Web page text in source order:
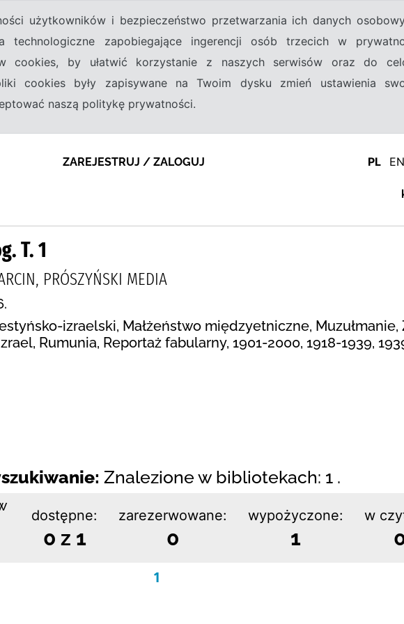
użytkowników i bezpieczeństwo przetwarzania ich danych
technologiczne zapobiegające ingerencji osób trzecich w
cookies, by ułatwić korzystanie z naszych serwisów oraz do
cookies były zapisywane na Twoim dysku zmień ustawienia
naszą politykę prywatności.
ZAREJESTRUJ / ZALOGUJ PL EN
T. 1
PRÓSZYŃSKI MEDIA
izraelski, Małżeństwo międzyetniczne, Muzułmanie,
Rumunia, Reportaż fabularny, 1901-2000, 1918-1939,
Znalezione w bibliotekach: 1 .
dostępne:
0 z 1
zarezerwowane:
0
wypożyczone:
1
w
1